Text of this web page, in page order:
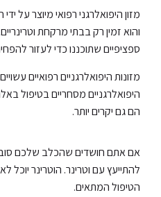
מזון היפואלרגני רפואי מיוצר על ידי
והוא זמין רק בבתי מרקחת
ספציפיים שתוכננו כדי לעזור להפחית
מזונות היפואלרגניים רפואיים
היפואלרגניים מסחריים בטיפול
הם גם יקרים יותר.
אם אתם חושדים שהכלב שלכם סובל
להתייעץ עם וטרינר. הוטרינר יוכל
הטיפול המתאים.